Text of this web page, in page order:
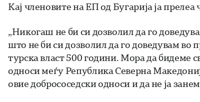
Кај членовите на ЕП од Бугарија ја
„Никогаш не би си дозволил да го
што не би си дозволил да го доведувам во
турска власт 500 години. Мора да бидеме
односи меѓу Република Северна
овие добрососедски односи и да не ја